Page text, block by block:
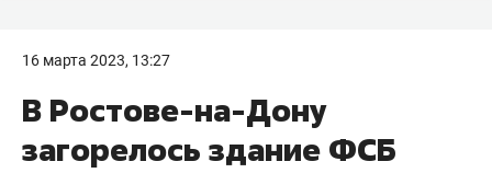
16 марта 2023, 13:27
В Ростове-на-Дону
загорелось здание ФСБ